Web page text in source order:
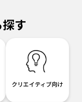
す
クリエイティブ向け